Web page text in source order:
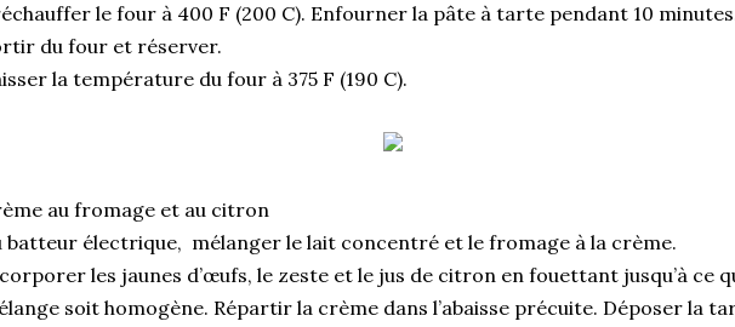
le four à 400 F (200 C). Enfourner la pâte à tarte pendant 10
du four et réserver.
la température du four à 375 F (190 C).
au fromage et au citron
batteur électrique, mélanger le lait concentré et le fromage à la crème.
les jaunes d’œufs, le zeste et le jus de citron en fouettant jusqu’à ce
soit homogène. Répartir la crème dans l’abaisse précuite. Déposer la